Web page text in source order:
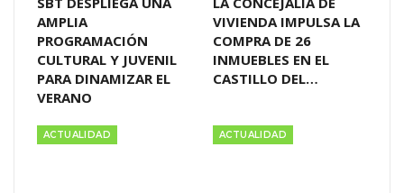
AMPLIA
PROGRAMACIÓN
CULTURAL Y JUVENIL
PARA DINAMIZAR EL
VERANO
VIVIENDA IMPULSA LA
COMPRA DE 26
INMUEBLES EN EL
CASTILLO DEL…
ACTUALIDAD ACTUALIDAD